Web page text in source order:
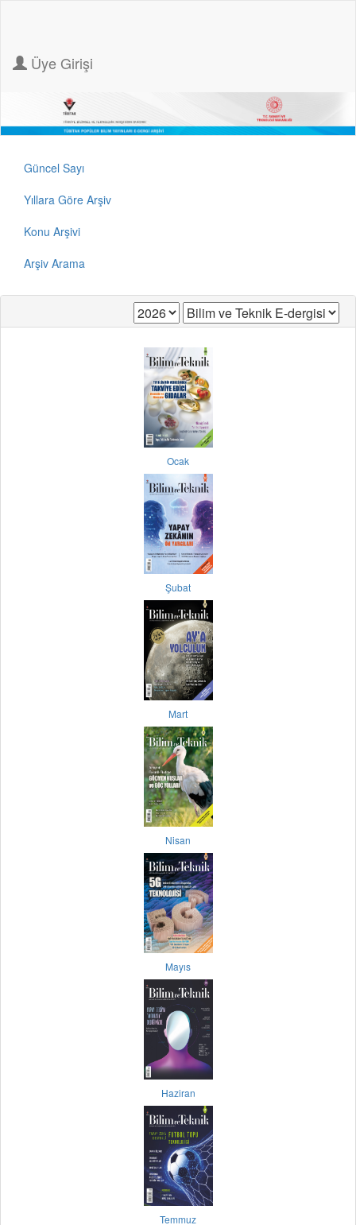
Üye Girişi
Güncel Sayı
Yıllara Göre Arşiv
Konu Arşivi
Arşiv Arama
Ocak
Şubat
Mart
Nisan
Mayıs
Haziran
Temmuz